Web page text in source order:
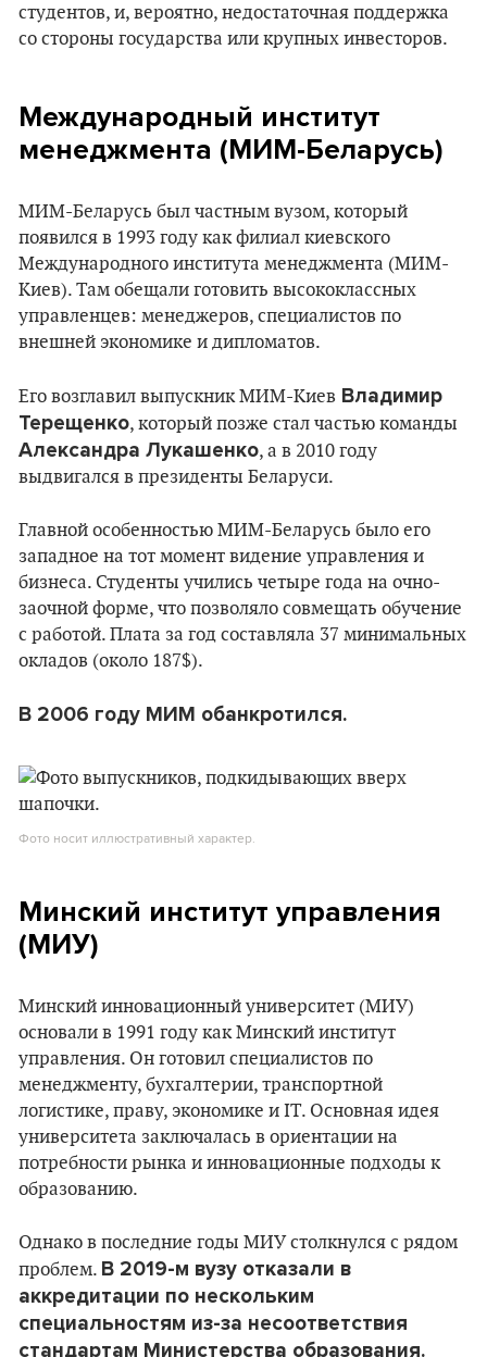
студентов, и, вероятно, недостаточная поддержка
со стороны государства или крупных инвесторов.
Международный институт
менеджмента (МИМ-Беларусь)
МИМ-Беларусь был частным вузом, который
появился в 1993 году как филиал киевского
Международного института менеджмента (МИМ-
Киев). Там обещали готовить высококлассных
управленцев: менеджеров, специалистов по
внешней экономике и дипломатов.
Его возглавил выпускник МИМ-Киев Владимир
Терещенко, который позже стал частью команды
Александра Лукашенко, а в 2010 году
выдвигался в президенты Беларуси.
Главной особенностью МИМ-Беларусь было его
западное на тот момент видение управления и
бизнеса. Студенты учились четыре года на очно-
заочной форме, что позволяло совмещать обучение
с работой. Плата за год составляла 37 минимальных
окладов (около 187$).
В 2006 году МИМ обанкротился.
Фото носит иллюстративный характер.
Минский институт управления
(МИУ)
Минский инновационный университет (МИУ)
основали в 1991 году как Минский институт
управления. Он готовил специалистов по
менеджменту, бухгалтерии, транспортной
логистике, праву, экономике и IT. Основная идея
университета заключалась в ориентации на
потребности рынка и инновационные подходы к
образованию.
Однако в последние годы МИУ столкнулся с рядом
проблем. В 2019-м вузу отказали в
аккредитации по нескольким
специальностям из-за несоответствия
стандартам Министерства образования.